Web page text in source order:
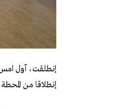
إنطلقت، آول
إنطلاقا من